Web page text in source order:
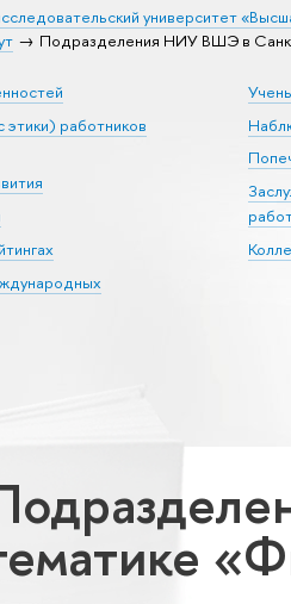
университет
Подразделения НИУ ВШЭ в
работников